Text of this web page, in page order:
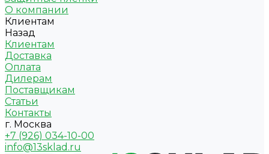
О компании
Клиентам
Назад
Клиентам
Доставка
Оплата
Дилерам
Поставщикам
Статьи
Контакты
г. Москва
+7 (926) 034-10-00
info@13sklad.ru